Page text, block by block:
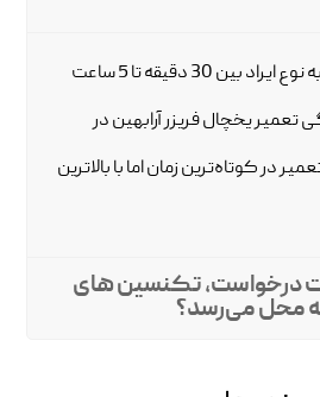
مدت زمان تعمیر بسته به نوع ایراد بین 30 دقیقه تا 5 ساعت
تعمیر یخچال فریزر آرابهین در
در کوتاه‌ترین زمان اما با بالاترین
درخواست، تکنسین های
محل می‌رسد؟